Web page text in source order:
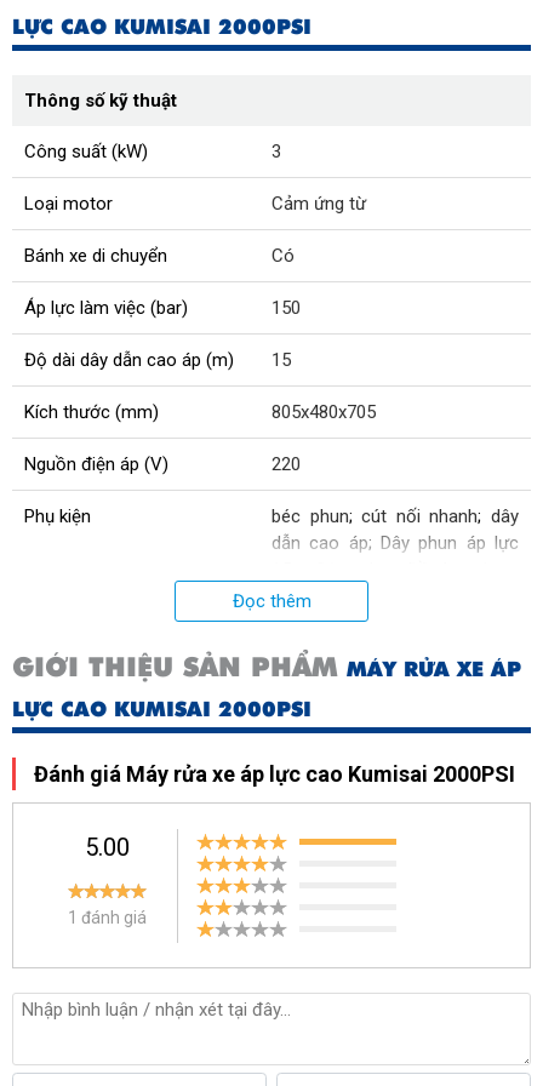
LỰC CAO KUMISAI 2000PSI
Thông số kỹ thuật
Công suất (kW) 3
Loại motor Cảm ứng từ
Bánh xe di chuyển Có
Áp lực làm việc (bar) 150
Độ dài dây dẫn cao áp (m) 15
Kích thước (mm) 805x480x705
Nguồn điện áp (V) 220
Phụ kiện béc phun;cút nối nhanh;dây
dẫn cao áp;Dây phun áp lực
80
Xuất xứ Chính hãng
Đọc thêm
GIỚI THIỆU SẢN PHẨM MÁY RỬA XE ÁP
LỰC CAO KUMISAI 2000PSI
Đánh giá Máy rửa xe áp lực cao Kumisai 2000PSI
5.00
1 đánh giá